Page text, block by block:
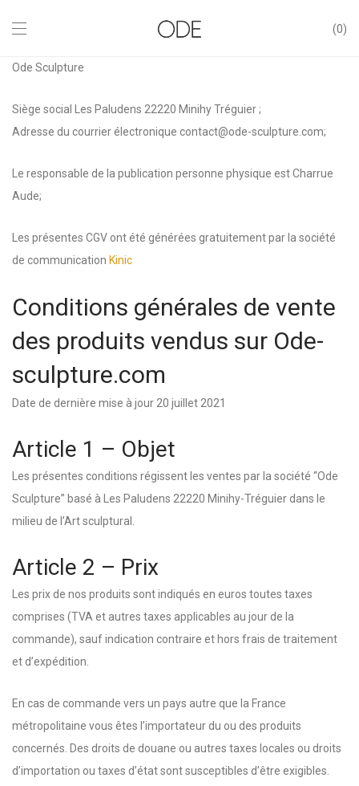
0
Ode Sculpture
Siège social Les Paludens 22220 Minihy Tréguier ;
Adresse du courrier électronique contact@ode-sculpture.com;
Le responsable de la publication personne physique est Charrue
Aude;
Les présentes CGV ont été générées gratuitement par la société
de communication Kinic
Conditions générales de vente
des produits vendus sur Ode-
sculpture.com
Date de dernière mise à jour 20 juillet 2021
Article 1 – Objet
Les présentes conditions régissent les ventes par la société “Ode
Sculpture” basé à Les Paludens 22220 Minihy-Tréguier dans le
milieu de l’Art sculptural.
Article 2 – Prix
Les prix de nos produits sont indiqués en euros toutes taxes
comprises (TVA et autres taxes applicables au jour de la
commande), sauf indication contraire et hors frais de traitement
et d’expédition.
En cas de commande vers un pays autre que la France
métropolitaine vous êtes l’importateur du ou des produits
concernés. Des droits de douane ou autres taxes locales ou droits
d’importation ou taxes d’état sont susceptibles d’être exigibles.